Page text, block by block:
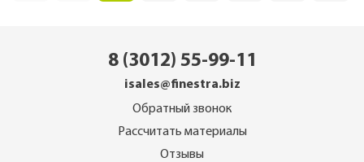
8 (3012) 55-99-11
isales@finestra.biz
Обратный звонок
Рассчитать материалы
Отзывы